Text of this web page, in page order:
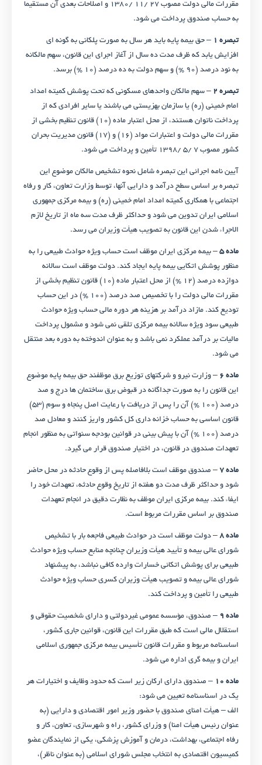
مقررات مالی دولت مصوب ۲۷ /۱۱ /۱۳۸۰ و اصلاحات بعدی آن مستقیماً
به حساب صندوق پرداخت می‌ شود.
تبصره ۱
– حق بیمه پایه باید هر سال به صورت پلکانی به گونه ‌ای
افزایش یابد که ظرف مدت ده سال از آغاز اجرای این قانون، سهم مالکانه
به نود درصد (۹۰ %) و سهم دولت به ده درصد (۱۰ %) برسد.
تبصره ۲
– سهم مالکان واحدهای مسکونی که تحت پوشش کمیته امداد
امام خمینی (ره) یا سازمان بهزیستی می‌ باشند یا سایر افرادی که از
پرداخت ناتوان هستند، از محل اعتبار ماده (۱۰) قانون تنظیم بخشی از
مقررات مالی دولت و اعتبارات مواد (۱۶) و (۱۷) قانون مدیریت بحران
کشور مصوب ۷ /۵ /۱۳۹۸ تأمین و پرداخت می ‌شود.
آیین ‌نامه اجرائی این تبصره شامل نحوه تشخیص مالکان موضوع این
تبصره بر اساس سطح درآمد و دارایی آنها، توسط وزارت تعاون، کار و رفاه
اجتماعی با همکاری کمیته امداد امام خمینی (ره) و بیمه مرکزی جمهوری
اسلامی ایران تدوین می ‌شود و حداکثر ظرف مدت سه ماه از تاریخ لازم
‌الاجراء شدن این قانون به تصویب هیأت وزیران می ‌رسد.
ماده ۵
– بیمه مرکزی ایران موظف است حساب ویژه حوادث طبیعی را به
منظور پوشش اتکایی بیمه پایه ایجاد کند. دولت موظف است سالانه
دوازده درصد (۱۲ %) از محل اعتبار ماده (۱۰) قانون تنظیم بخشی از
مقررات مالی دولت را با تخصیص صد درصد (۱۰۰ %) در این حساب
تودیع کند. مازاد درآمد بر هزینه هر دوره مالی حساب ویژه حوادث
طبیعی سود ویژه سالانه بیمه مرکزی تلقی نمی‌ شود و مشمول پرداخت
مالیات بر درآمد عملکرد نمی ‌باشد و به عنوان اندوخته به‌ دوره بعد منتقل
می ‌شود.
ماده ۶
– وزارت نیرو و شرکتهای توزیع برق موظفند حق بیمه پایه موضوع
این قانون را به صورت جداگانه در قبوض برق ساختمان ‌ها درج و صد
درصد (۱۰۰ %) آن را پس از دریافت با رعایت اصل پنجاه و سوم (۵۳)
قانون اساسی به حساب خزانه داری کل کشور واریز کنند و معادل صد
درصد (۱۰۰ %) آن با پیش ‌بینی در قوانین بودجه سنواتی به منظور انجام
تعهدات صندوق در قانون، در اختیار صندوق قرار می ‌گیرد.
ماده ۷
– صندوق موظف است بلافاصله پس از وقوع حادثه در محل حاضر
شود و حداکثر ظرف مدت دو هفته از تاریخ وقوع حادثه، تعهدات خود را
ایفاء کند. بیمه مرکزی ایران موظف به نظارت دقیق در انجام تعهدات
صندوق بر اساس مقررات مربوط است.
ماده ۸
– دولت موظف است در حوادث طبیعی فاجعه ‌بار با تشخیص
شورای عالی بیمه و تأیید هیأت وزیران چنانچه منابع حساب ویژه حوادث
طبیعی برای پوشش اتکائی خسارات وارده کافی نباشد، به پیشنهاد
شورای عالی بیمه و تصویب هیأت وزیران کسری حساب ویژه حوادث
طبیعی را تأمین و پرداخت کند.
ماده ۹
– صندوق، مؤسسه عمومی غیردولتی و دارای شخصیت حقوقی و
استقلال مالی است که طبق مقررات این قانون، قوانین جاری کشور،
اساسنامه مربوط و مقررات قانون تأسیس بیمه مرکزی جمهوری اسلامی
ایران و بیمه گری اداره می شود.
ماده ۱۰
– صندوق دارای ارکان زیر است که حدود وظایف و اختیارات هر
یک در اسناسنامه تعیین می شود:
الف – هیأت امنای صندوق با حضور وزیر امور اقتصادی و دارایی (به
عنوان رئیس هیأت امنا) و وزرای کشور، راه و شهرسازی، تعاون، کار و
رفاه اجتماعی، بهداشت، درمان و آموزش پزشکی، یکی از نمایندگان عضو
کمیسیون اقتصادی به انتخاب مجلس شورای اسلامی (به عنوان ناظر)،